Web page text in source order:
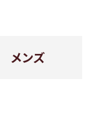
メンズ